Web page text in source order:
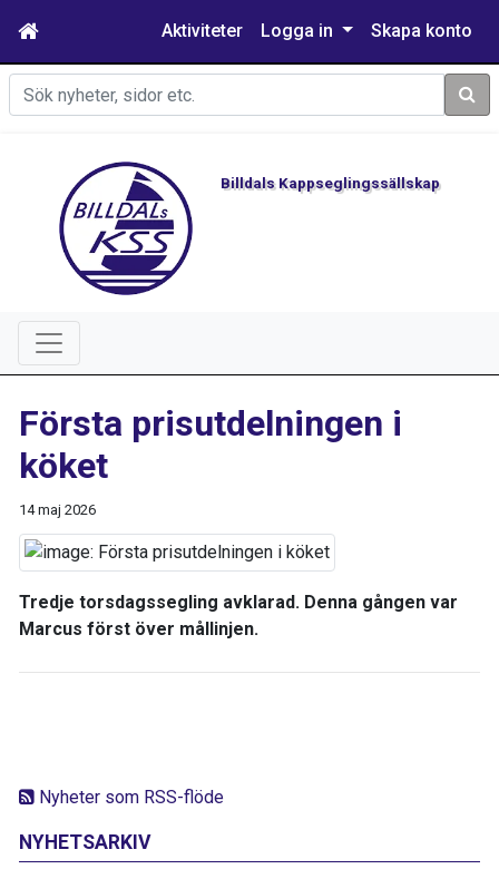
Aktiviteter Logga in Skapa konto
Sök
Billdals Kappseglingssällskap
Nyheter som RSS-flöde
NYHETSARKIV
Första prisutdelningen i
köket
14 maj 2026
Tredje torsdagssegling avklarad. Denna gången var
Marcus först över mållinjen.